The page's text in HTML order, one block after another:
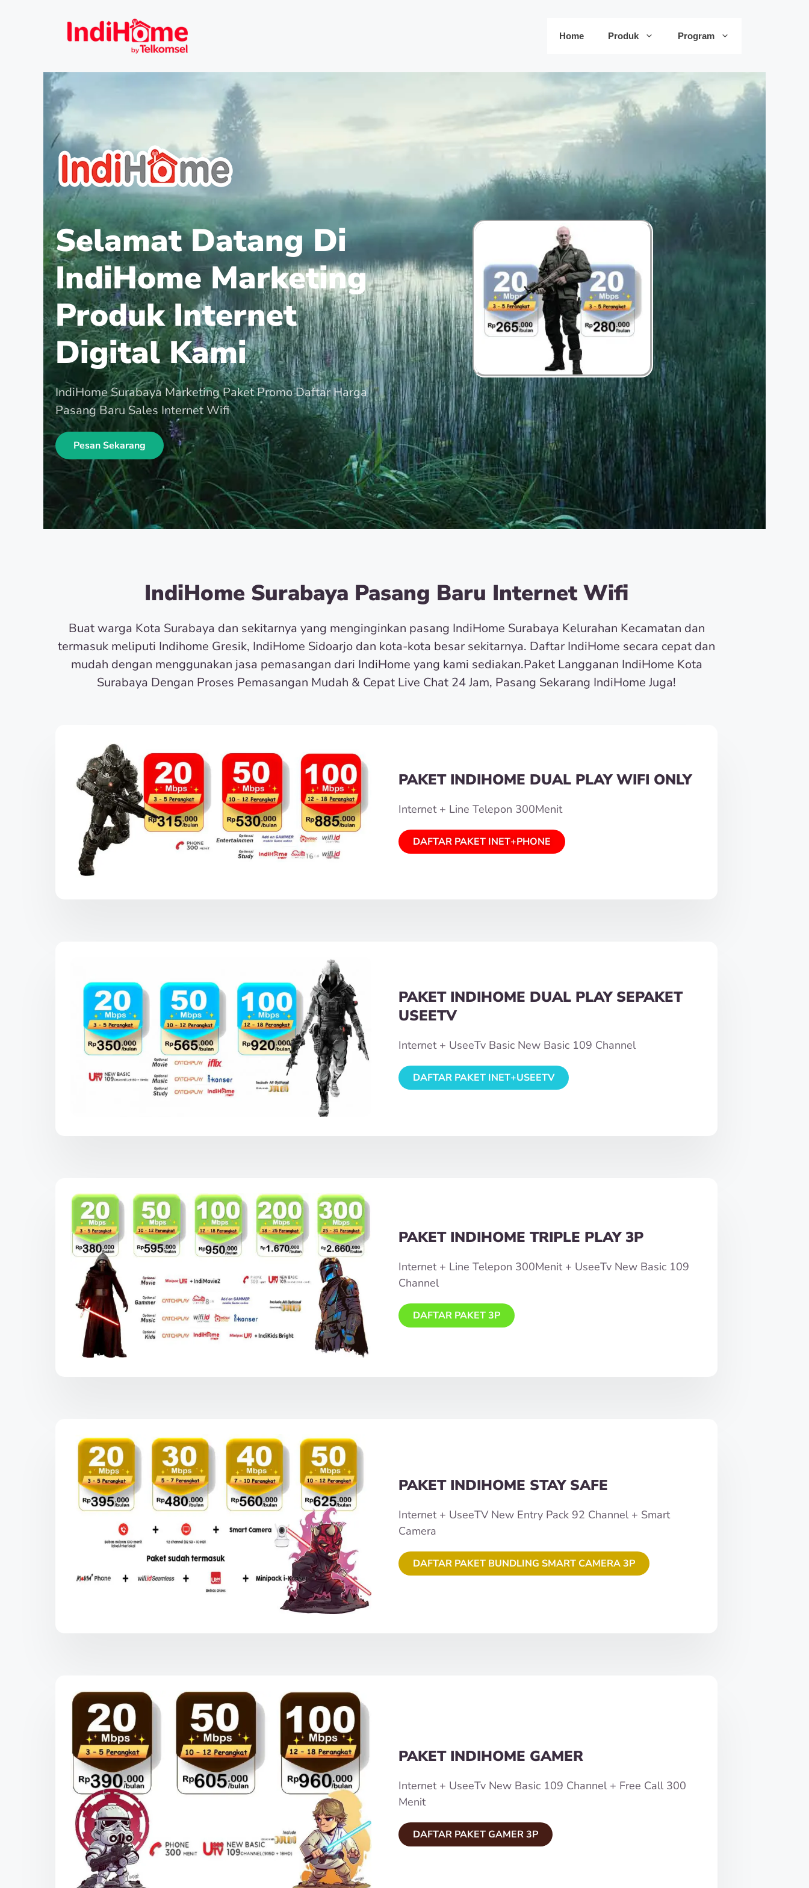
Home Produk Program
Selamat Datang Di
IndiHome Marketing
Produk Internet
Digital Kami
IndiHome Surabaya Marketing Paket Promo Daftar Harga
Pasang Baru Sales Internet Wifi
Pesan Sekarang
IndiHome Surabaya Pasang Baru Internet Wifi
Buat warga Kota Surabaya dan sekitarnya yang menginginkan pasang IndiHome Surabaya Kelurahan Kecamatan dan
termasuk meliputi Indihome Gresik, IndiHome Sidoarjo dan kota-kota besar sekitarnya. Daftar IndiHome secara cepat dan
mudah dengan menggunakan jasa pemasangan dari IndiHome yang kami sediakan.Paket Langganan IndiHome Kota
Surabaya Dengan Proses Pemasangan Mudah & Cepat Live Chat 24 Jam, Pasang Sekarang IndiHome Juga!
PAKET INDIHOME DUAL PLAY WIFI ONLY
Internet + Line Telepon 300Menit
DAFTAR PAKET INET+PHONE
PAKET INDIHOME DUAL PLAY SEPAKET
USEETV
Internet + UseeTv Basic New Basic 109 Channel
DAFTAR PAKET INET+USEETV
PAKET INDIHOME TRIPLE PLAY 3P
Internet + Line Telepon 300Menit + UseeTv New Basic 109
Channel
DAFTAR PAKET 3P
PAKET INDIHOME STAY SAFE
Internet + UseeTV New Entry Pack 92 Channel + Smart
Camera
DAFTAR PAKET BUNDLING SMART CAMERA 3P
PAKET INDIHOME GAMER
Internet + UseeTv New Basic 109 Channel + Free Call 300
Menit
DAFTAR PAKET GAMER 3P